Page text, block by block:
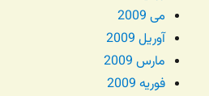
می 2009
آوریل 2009
مارس 2009
فوریه 2009